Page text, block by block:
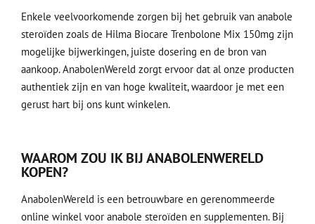
Enkele veelvoorkomende zorgen bij het gebruik van anabole
steroïden zoals de Hilma Biocare Trenbolone Mix 150mg zijn
mogelijke bijwerkingen, juiste dosering en de bron van
aankoop. AnabolenWereld zorgt ervoor dat al onze producten
authentiek zijn en van hoge kwaliteit, waardoor je met een
gerust hart bij ons kunt winkelen.
WAAROM ZOU IK BIJ ANABOLENWERELD
KOPEN?
AnabolenWereld is een betrouwbare en gerenommeerde
online winkel voor anabole steroïden en supplementen. Bij